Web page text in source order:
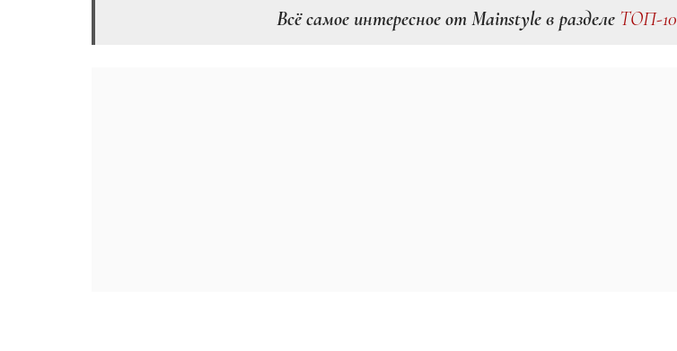
Всё самое интересное от Mainstyle в разделе ТОП-10